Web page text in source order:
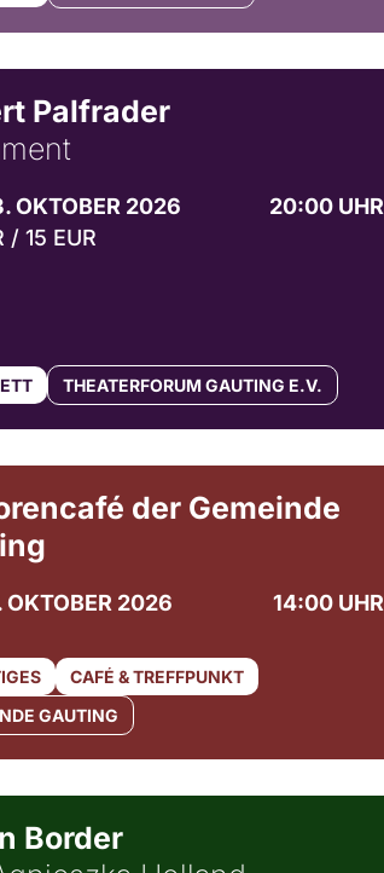
Palfrader
OKTOBER 2026
20:00 UHR
/ 15 EUR
THEATERFORUM GAUTING E.V.
der Gemeinde
OKTOBER 2026 14:00 UHR
CAFÉ & TREFFPUNKT
GAUTING
Border